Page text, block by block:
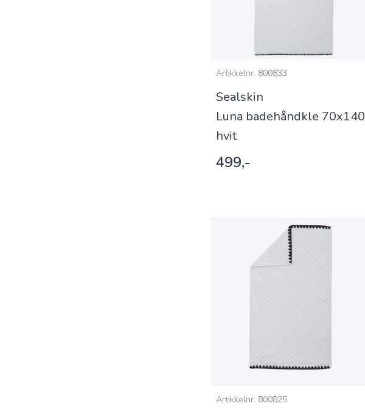
Artikkelnr. 800833
Sealskin
Luna badehåndkle 70x140
hvit
499,-
Artikkelnr. 800825